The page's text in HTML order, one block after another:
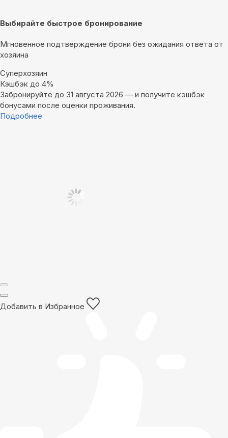
Выбирайте быстрое бронирование
Мгновенное подтверждение брони без ожидания ответа от
хозяина
Суперхозяин
Кэшбэк до 4%
Забронируйте до 31 августа 2026 — и получите кэшбэк
бонусами после оценки проживания.
Подробнее
Добавить в Избранное